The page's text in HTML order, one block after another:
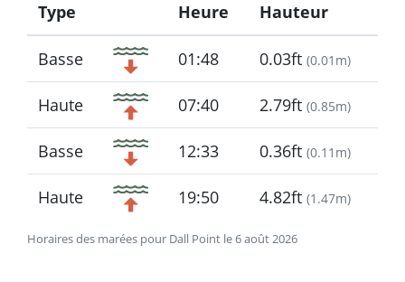
Horaires des marées pour Dall Point le 6 août 2026
Type
Icon
Heure Hauteur
Basse 01:48 0.03ft (0.01m)
Haute 07:40 2.79ft (0.85m)
Basse 12:33 0.36ft (0.11m)
Haute 19:50 4.82ft (1.47m)